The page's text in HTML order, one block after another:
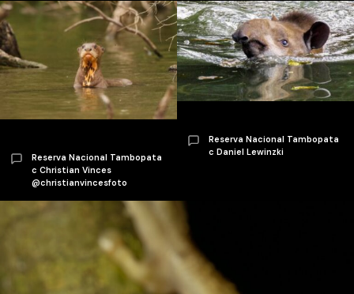
Reserva Nacional Tambopata
c Christian Vinces
@christianvincesfoto
Reserva Nacional Tambopata
c Daniel Lewinzki